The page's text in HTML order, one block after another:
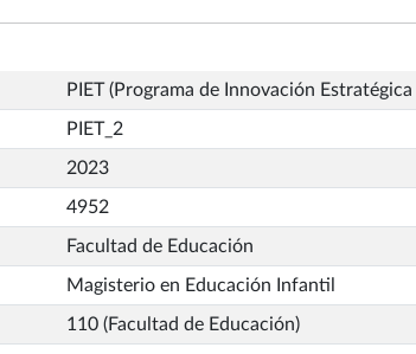
PIET (Programa de Innovación
PIET_2
2023
4952
Facultad de Educación
Magisterio en Educación Infantil
110 (Facultad de Educación)